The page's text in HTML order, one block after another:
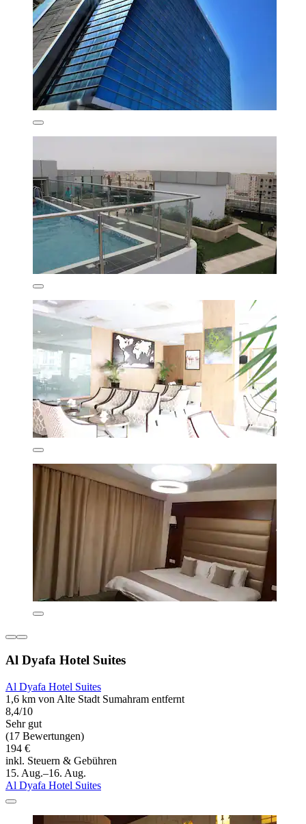
Al Dyafa Hotel Suites
Al Dyafa Hotel Suites
1,6 km von Alte Stadt Sumahram entfernt
8,4/10
Sehr gut
(17 Bewertungen)
194 €
inkl. Steuern & Gebühren
15. Aug.–16. Aug.
Al Dyafa Hotel Suites